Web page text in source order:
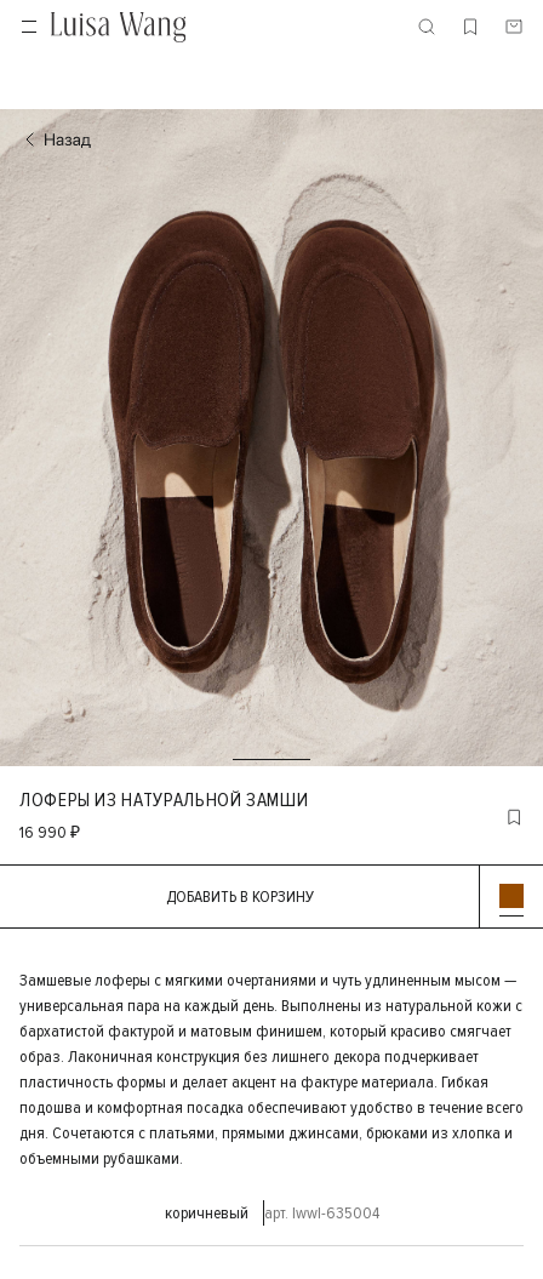
ЛОФЕРЫ ИЗ НАТУРАЛЬНОЙ ЗАМШИ
16 990 ₽
ДОБАВИТЬ В КОРЗИНУ
Замшевые лоферы с мягкими очертаниями и чуть удлиненным мысом —
универсальная пара на каждый день. Выполнены из натуральной кожи с
бархатистой фактурой и матовым финишем, который красиво смягчает
образ. Лаконичная конструкция без лишнего декора подчеркивает
пластичность формы и делает акцент на фактуре материала. Гибкая
подошва и комфортная посадка обеспечивают удобство в течение всего
дня. Сочетаются с платьями, прямыми джинсами, брюками из хлопка и
объемными рубашками.
коричневый арт. lwwl-635004